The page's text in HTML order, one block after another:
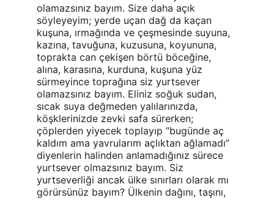
olamazsınız bayım. Size daha açık
söyleyeyim; yerde uçan dağ da kaçan
kuşuna, ırmağında ve çeşmesinde suyuna,
kazına, tavuğuna, kuzusuna, koyununa,
toprakta can çekişen börtü böceğine,
alına, karasına, kurduna, kuşuna yüz
sürmeyince toprağına siz yurtsever
olamazsınız bayım. Eliniz soğuk sudan,
sıcak suya değmeden yalılarınızda,
köşklerinizde zevki safa sürerken;
çöplerden yiyecek toplayıp “bugünde aç
kaldım ama yavrularım açlıktan ağlamadı”
diyenlerin halinden anlamadığınız sürece
yurtsever olmazsınız bayım. Siz
yurtseverliği ancak ülke sınırları olarak mı
görürsünüz bayım? Ülkenin dağını, taşını,